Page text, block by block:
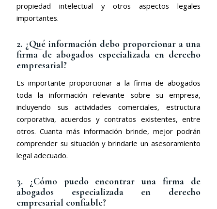
propiedad intelectual y otros aspectos legales
importantes.
2. ¿Qué información debo proporcionar a una
firma de abogados especializada en derecho
empresarial?
Es importante proporcionar a la firma de abogados
toda la información relevante sobre su empresa,
incluyendo sus actividades comerciales, estructura
corporativa, acuerdos y contratos existentes, entre
otros. Cuanta más información brinde, mejor podrán
comprender su situación y brindarle un asesoramiento
legal adecuado.
3. ¿Cómo puedo encontrar una firma de
abogados especializada en derecho
empresarial confiable?